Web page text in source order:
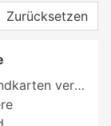
Zurücksetzen
verschiedener Länder und Regionen